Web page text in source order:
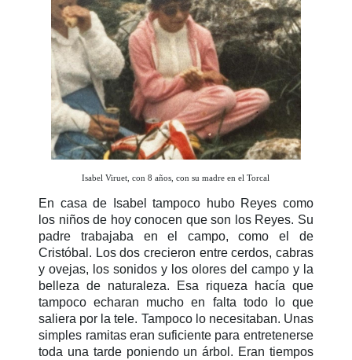
Isabel Viruet, con 8 años, con su madre en el Torcal
En casa de Isabel tampoco hubo Reyes como
los niños de hoy conocen que son los Reyes. Su
padre trabajaba en el campo, como el de
Cristóbal. Los dos crecieron entre cerdos, cabras
y ovejas, los sonidos y los olores del campo y la
belleza de naturaleza. Esa riqueza hacía que
tampoco echaran mucho en falta todo lo que
saliera por la tele. Tampoco lo necesitaban. Unas
simples ramitas eran suficiente para entretenerse
toda una tarde poniendo un árbol. Eran tiempos